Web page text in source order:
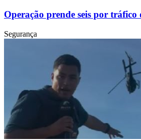
Operação prende seis por tráfico
Segurança